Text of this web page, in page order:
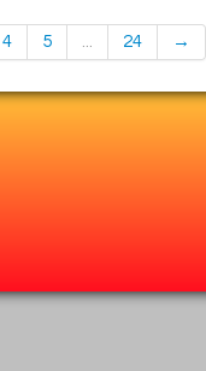
4 5 ... 24 →